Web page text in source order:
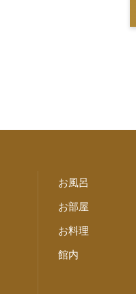
お風呂
お部屋
お料理
館内